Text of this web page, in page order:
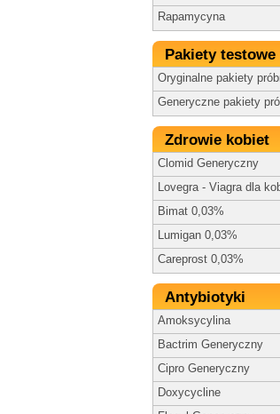
Rapamycyna
Pakiety testowe
Oryginalne pakiety
Generyczne pakiety
Zdrowie kobiet
Clomid Generyczny
Lovegra - Viagra dla
Bimat 0,03%
Lumigan 0,03%
Careprost 0,03%
Antybiotyki
Amoksycylina
Bactrim Generyczny
Cipro Generyczny
Doxycycline